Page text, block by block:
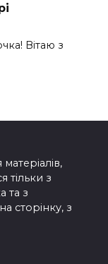
Вітаю з
тільки з
та з
сторінку, з